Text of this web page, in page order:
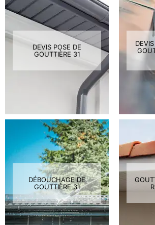
DEVIS POSE DE
GOUTTIÈRE 31
DÉBOUCHAGE DE
GOUTTIÈRE 31